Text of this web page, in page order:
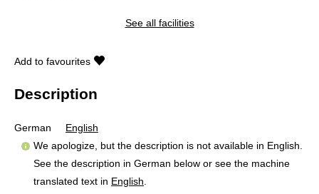
See all facilities
Add to favourites
Description
German
English
We apologize, but the description is not available in English.
See the description in German below or see the machine
translated text in English